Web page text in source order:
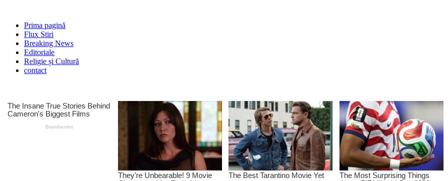
Prima pagină
Flux Stiri
Breaking News
Editoriale
Religie și Cultură
contact